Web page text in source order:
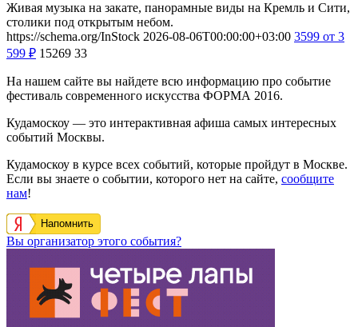
Живая музыка на закате, панорамные виды на Кремль и Сити,
столики под открытым небом.
https://schema.org/InStock 2026-08-06T00:00:00+03:00 3599 от 3
599 ₽ 15269 33
На нашем сайте вы найдете всю информацию про событие
фестиваль современного искусства ФОРМА 2016.
Кудамоскоу — это интерактивная афиша самых интересных
событий Москвы.
Кудамоскоу в курсе всех событий, которые пройдут в Москве.
Если вы знаете о событии, которого нет на сайте, сообщите
нам!
Напомнить
Вы организатор этого события?